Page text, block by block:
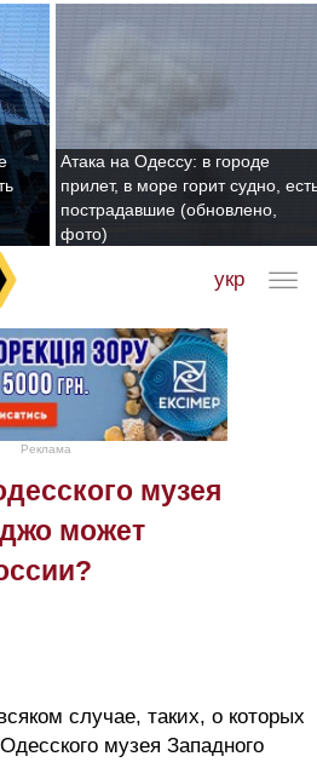
Атака на Одессу: в городе
прилет, в море горит судно,
пострадавшие (обновлено,
фото)
укр
Реклама
музея
может
случае, таких, о которых
музея Западного